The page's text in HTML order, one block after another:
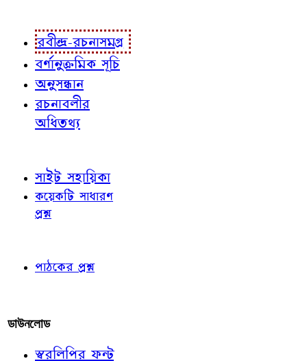
রবীন্দ্র-রচনাসমগ্র
বর্ণানুক্রমিক সূচি
অনুসন্ধান
রচনাবলীর
অধিতথ্য
সাইট সহায়িকা
কয়েকটি সাধারণ
প্রশ্ন
পাঠকের প্রশ্ন
ডাউনলোড
স্বরলিপির ফন্ট